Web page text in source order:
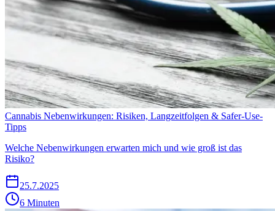
Cannabis Nebenwirkungen: Risiken, Langzeitfolgen & Safer-Use-
Tipps
Welche Nebenwirkungen erwarten mich und wie groß ist das
Risiko?
25.7.2025
6 Minuten